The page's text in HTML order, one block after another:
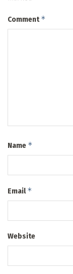
Comment*
Name *
Email*
Website